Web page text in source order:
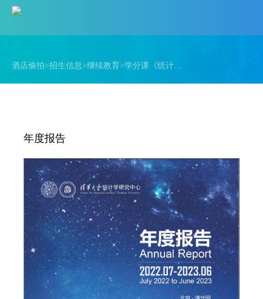
酒店偷拍
酒店偷拍>招生信息>继续教育> 学分课《统计推断》
年度报告